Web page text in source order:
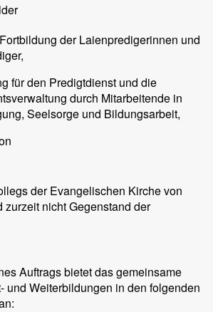
der Laienpredigerinnen und
für den Predigtdienst und die
durch Mitarbeitende in
Seelsorge und Bildungsarbeit,
der Evangelischen Kirche von
zurzeit nicht Gegenstand der
Auftrags bietet das gemeinsame
und Weiterbildungen in den folgenden